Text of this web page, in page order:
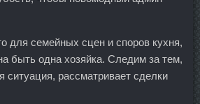
для семейных сцен и споров кухня,
быть одна хозяйка. Следим за тем,
ситуация, рассматривает сделки